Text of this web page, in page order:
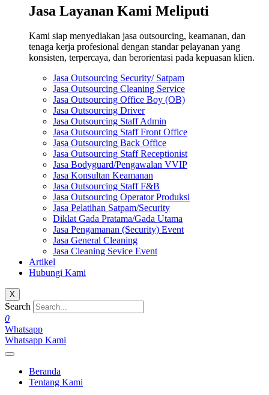
Jasa Layanan Kami Meliputi
Kami siap menyediakan jasa outsourcing, keamanan, dan
tenaga kerja profesional dengan standar pelayanan yang
konsisten, terpercaya, dan berorientasi pada kepuasan klien.
Jasa Outsourcing Security/ Satpam
Jasa Outsourcing Cleaning Service
Jasa Outsourcing Office Boy (OB)
Jasa Outsourcing Driver
Jasa Outsourcing Staff Admin
Jasa Outsourcing Staff Front Office
Jasa Outsourcing Back Office
Jasa Outsourcing Staff Receptionist
Jasa Bodyguard/Pengawalan VVIP
Jasa Konsultan Keamanan
Jasa Outsourcing Staff F&B
Jasa Outsourcing Operator Produksi
Jasa Pelatihan Satpam/Security
Diklat Gada Pratama/Gada Utama
Jasa Pengamanan (Security) Event
Jasa General Cleaning
Jasa Cleaning Sevice Event
Artikel
Hubungi Kami
X
Search
0
Whatsapp
Whatsapp Kami
Beranda
Tentang Kami